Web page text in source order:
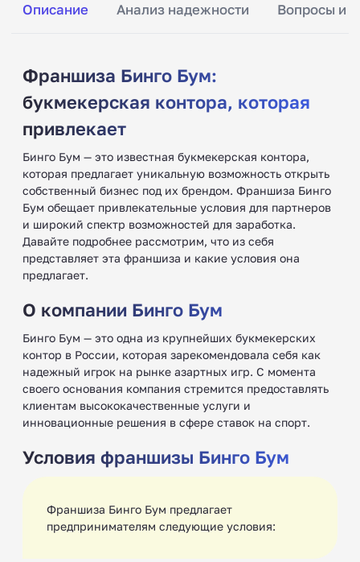
Описание Анализ надежности Вопросы и
Франшиза Бинго Бум:
букмекерская контора, которая
привлекает
Бинго Бум — это известная букмекерская контора,
которая предлагает уникальную возможность открыть
собственный бизнес под их брендом. Франшиза Бинго
Бум обещает привлекательные условия для партнеров
и широкий спектр возможностей для заработка.
Давайте подробнее рассмотрим, что из себя
представляет эта франшиза и какие условия она
предлагает.
О компании Бинго Бум
Бинго Бум — это одна из крупнейших букмекерских
контор в России, которая зарекомендовала себя как
надежный игрок на рынке азартных игр. С момента
своего основания компания стремится предоставлять
клиентам высококачественные услуги и
инновационные решения в сфере ставок на спорт.
Условия франшизы Бинго Бум
Франшиза Бинго Бум предлагает
предпринимателям следующие условия: